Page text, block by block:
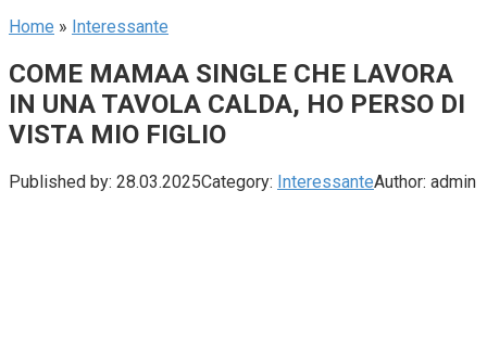
Home » Interessante
COME MAMAA SINGLE CHE LAVORA
IN UNA TAVOLA CALDA, HO PERSO DI
VISTA MIO FIGLIO
Published by: 28.03.2025Category: InteressanteAuthor: admin